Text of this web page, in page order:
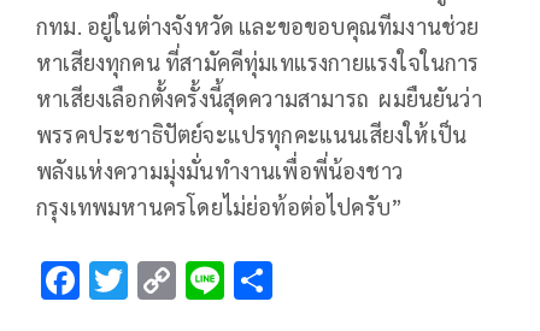
กทม. อยู่ในต่างจังหวัด และขอขอบคุณทีมงานช่วย
หาเสียงทุกคน ที่สามัคคีทุ่มเทแรงกายแรงใจในการ
หาเสียงเลือกตั้งครั้งนี้สุดความสามารถ ผมยืนยันว่า
พรรคประชาธิปัตย์จะแปรทุกคะแนนเสียงให้เป็น
พลังแห่งความมุ่งมั่นทำงานเพื่อพี่น้องชาว
กรุงเทพมหานครโดยไม่ย่อท้อต่อไปครับ”
F T C Li